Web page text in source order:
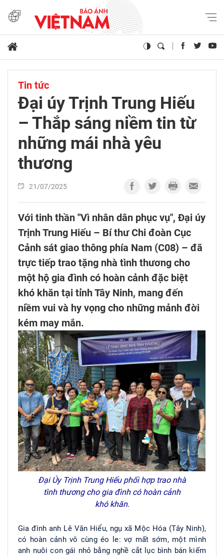
Tin tức
Đại úy Trịnh Trung Hiếu
– Thắp sáng niềm tin từ
những mái nhà yêu
thương
21/07/2025
Với tinh thần "Vì nhân dân phục vụ", Đại úy
Trịnh Trung Hiếu – Bí thư Chi đoàn Cục
Cảnh sát giao thông phía Nam (C08) – đã
trực tiếp trao tặng nhà tình thương cho
một hộ gia đình có hoàn cảnh đặc biệt
khó khăn tại tỉnh Tây Ninh, mang đến
niềm vui và hy vọng cho những mảnh đời
kém may mắn.
Đại Úy Trịnh Trung Hiếu phối hợp trao nhà
tình thương cho gia đình có hoàn cảnh
khó khăn.
Gia đình anh Lê Văn Hiểu, ngụ xã Mộc Hóa (Tây Ninh),
có hoàn cảnh vô cùng éo le: vợ mất sớm, một mình
anh nuôi con gái nhỏ bằng nghề cắt lục bình bán kiếm